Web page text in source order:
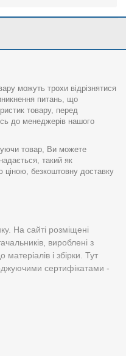
можуть трохи відрізнятися
питань, що
товару, перед
до менеджерів нашого
товар, Ви можете
такий як
ціною, безкоштовну доставку
На сайті розміщені
вироблені з
і збірки. Тут
сертифікатами -